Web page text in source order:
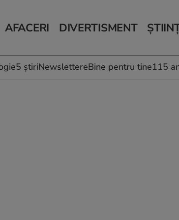
AFACERI
Auto
Locuri de muncă
DIVERTISMENT
Horoscop
Muzică și Filme
5 știriNewslettereBine pentru tine115